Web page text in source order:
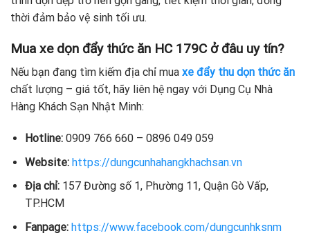
thời đảm bảo vệ sinh tối ưu.
Mua xe dọn đẩy thức ăn HC 179C ở đâu uy tín?
Nếu bạn đang tìm kiếm địa chỉ mua xe đẩy thu dọn thức ăn
chất lượng – giá tốt, hãy liên hệ ngay với Dụng Cụ Nhà
Hàng Khách Sạn Nhật Minh:
Hotline:0909 766 660 – 0896 049 059
Website: https://dungcunhahangkhachsan.vn
Địa chỉ:157 Đường số 1, Phường 11, Quận Gò Vấp,
TP.HCM
Fanpage: https://www.facebook.com/dungcunhksnm